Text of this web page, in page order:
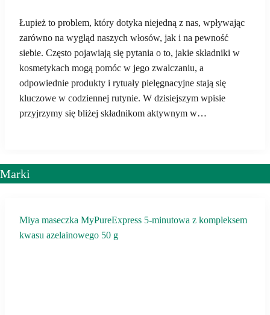
Łupież to problem, który dotyka niejedną z nas, wpływając
zarówno na wygląd naszych włosów, jak i na pewność
siebie. Często pojawiają się pytania o to, jakie składniki w
kosmetykach mogą pomóc w jego zwalczaniu, a
odpowiednie produkty i rytuały pielęgnacyjne stają się
kluczowe w codziennej rutynie. W dzisiejszym wpisie
przyjrzymy się bliżej składnikom aktywnym w…
Marki
Miya maseczka MyPureExpress 5-minutowa z kompleksem
kwasu azelainowego 50 g